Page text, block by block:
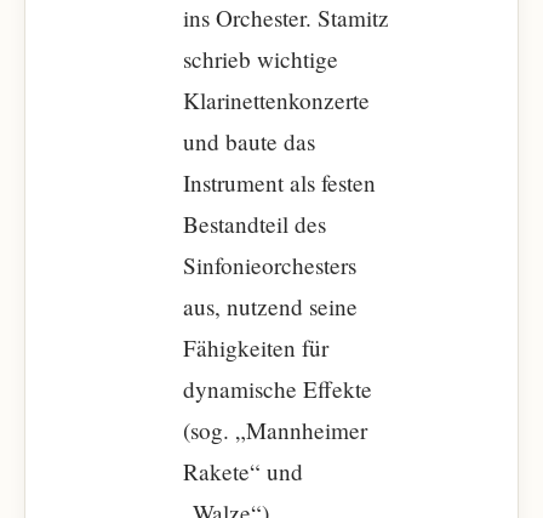
ins Orchester. Stamitz
schrieb wichtige
Klarinettenkonzerte
und baute das
Instrument als festen
Bestandteil des
Sinfonieorchesters
aus, nutzend seine
Fähigkeiten für
dynamische Effekte
(sog. „Mannheimer
Rakete“ und